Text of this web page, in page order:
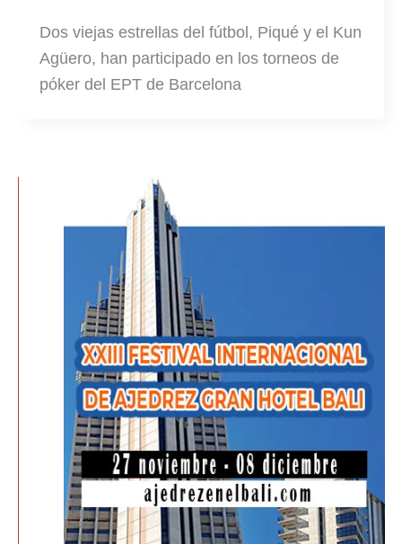
Dos viejas estrellas del fútbol, Piqué y el Kun
Agüero, han participado en los torneos de
póker del EPT de Barcelona